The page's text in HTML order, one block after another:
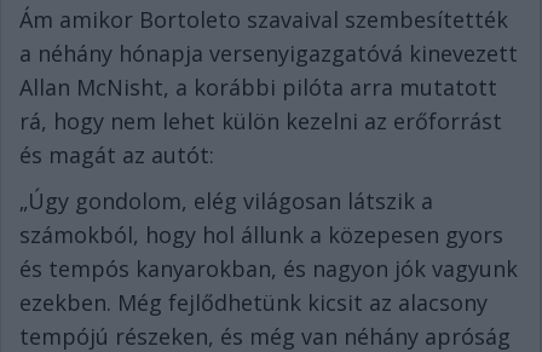
Ám amikor Bortoleto szavaival szembesítették
a néhány hónapja versenyigazgatóvá kinevezett
Allan McNisht, a korábbi pilóta arra mutatott
rá, hogy nem lehet külön kezelni az erőforrást
és magát az autót:
„Úgy gondolom, elég világosan látszik a
számokból, hogy hol állunk a közepesen gyors
és tempós kanyarokban, és nagyon jók vagyunk
ezekben. Még fejlődhetünk kicsit az alacsony
tempójú részeken, és még van néhány apróság